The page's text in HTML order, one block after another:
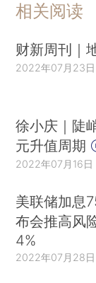
相关阅读
财新周刊｜
2022年07月23日
徐小庆｜陡
元升值周期
2022年07月16日
美联储加息
布会推高风
4%
2022年07月28日